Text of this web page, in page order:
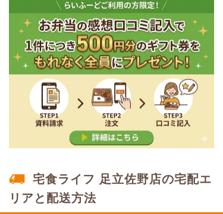
※メニューの補足
＋メニュー例をもっと見る（残り1件）
※ その他備考
メニューは日替わりです（メニューは一例です）
糖質 15.5g
リン 54.3mg
カリウム 90.3mg
コレステロール -
一例です。メニューにより前後します（おかずのみ
の栄養価です）
鯛の塩焼きセット
宅食ライフ 足立佐野店の宅配エ
リアと配送方法